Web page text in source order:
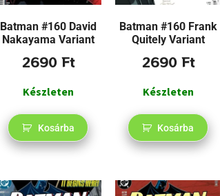
Batman #160 David
Nakayama Variant
2690Ft
Készleten
Kosárba
Batman #160 Frank
Quitely Variant
2690Ft
Készleten
Kosárba